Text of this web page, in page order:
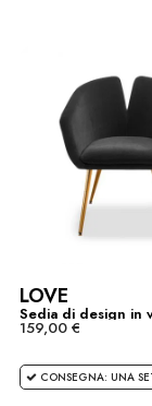
LOVE
Sedia di design in
159,00 €
CONSEGNA: UNA